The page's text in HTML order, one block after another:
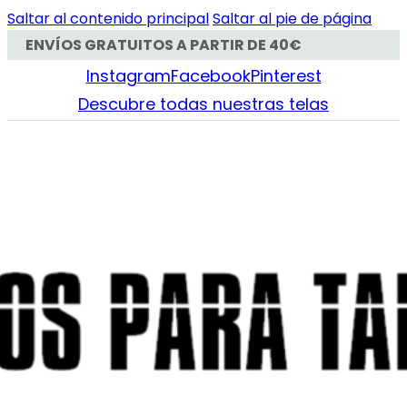
Saltar al contenido principalSaltar al pie de página
ENVÍOS GRATUITOS A PARTIR DE 40€
InstagramFacebookPinterest
Descubre todas nuestras telas